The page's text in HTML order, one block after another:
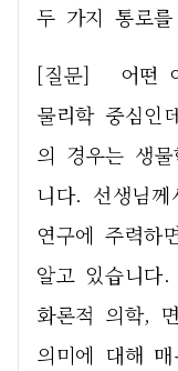
두 가지 통로
[질문]   어떤
물리학 중심인
의 경우는 생
니다. 선생님
연구에 주력하
알고 있습니다
화론적 의학,
의미에 대해